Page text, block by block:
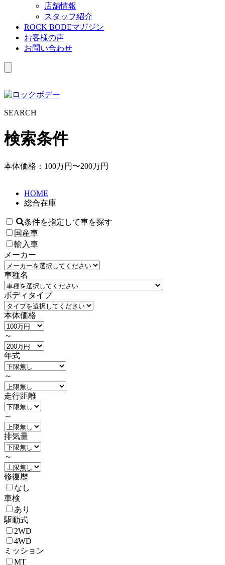
店舗情報
スタッフ紹介
ROCK BODEマガジン
お客様の声
お問い合わせ
SEARCH
検索条件
本体価格：100万円〜200万円
HOME
総合在庫
条件を指定して車を探す
国産車
輸入車
メーカー
車種名
ボディタイプ
本体価格
～
年式
～
走行距離
～
排気量
～
修復歴
なし
車検
あり
駆動式
2WD
4WD
ミッション
MT